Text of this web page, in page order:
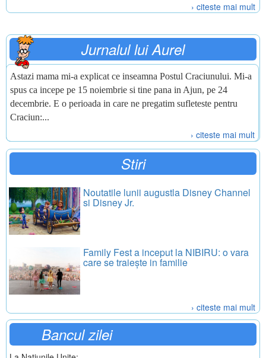
› citeste mai mult
Jurnalul lui Aurel
Astazi mama mi-a explicat ce inseamna Postul Craciunului. Mi-a
spus ca incepe pe 15 noiembrie si tine pana in Ajun, pe 24
decembrie. E o perioada in care ne pregatim sufleteste pentru
Craciun:...
› citeste mai mult
Stiri
Noutatile lunii augustla Disney Channel
si Disney Jr.
Family Fest a inceput la NIBIRU: o vara
care se traiește in familie
› citeste mai mult
Bancul zilei